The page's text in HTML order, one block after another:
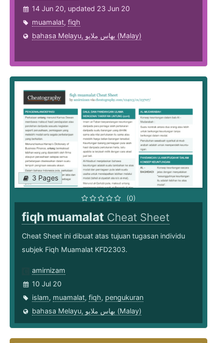
14 Jun 20, updated 23 Jun 20
muamalat, fiqh
bahasa Melayu, بهاس ملايو‎ (Malay)
3 Pages
(0)
fiqh muamalat Cheat Sheet
Cheat Sheet ini dibuat atas tujuan tugasan individu
subjek Fiqh Muamalat KFD2303.
amirnizam
10 Jul 20
islam, muamalat, fiqh, pengukuran
bahasa Melayu, بهاس ملايو‎ (Malay)